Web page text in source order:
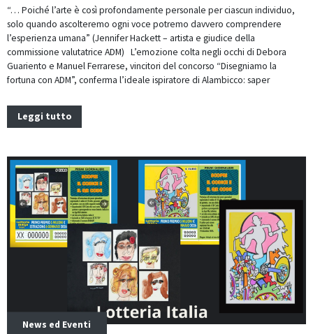
“… Poiché l’arte è così profondamente personale per ciascun individuo,
solo quando ascolteremo ogni voce potremo davvero comprendere
l’esperienza umana” (Jennifer Hackett – artista e giudice della
commissione valutatrice ADM) L’emozione colta negli occhi di Debora
Guariento e Manuel Ferrarese, vincitori del concorso “Disegniamo la
fortuna con ADM”, conferma l’ideale ispiratore di Alambicco: saper
Leggi tutto
News ed Eventi